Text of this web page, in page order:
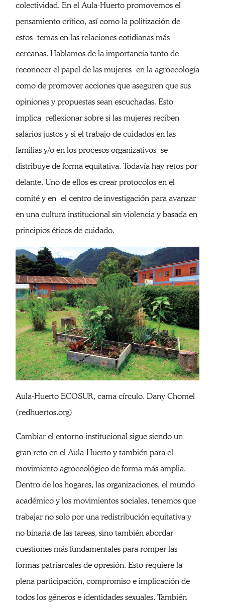
colectividad. En el Aula-Huerto promovemos el
pensamiento crítico, así como la politización de
estos temas en las relaciones cotidianas más
cercanas. Hablamos de la importancia tanto de
reconocer el papel de las mujeres en la agroecología
como de promover acciones que aseguren que sus
opiniones y propuestas sean escuchadas. Esto
implica reflexionar sobre si las mujeres reciben
salarios justos y si el trabajo de cuidados en las
familias y/o en los procesos organizativos se
distribuye de forma equitativa. Todavía hay retos por
delante. Uno de ellos es crear protocolos en el
comité y en el centro de investigación para avanzar
en una cultura institucional sin violencia y basada en
principios éticos de cuidado.
Aula-Huerto ECOSUR, cama círculo. Dany Chomel
(redhuertos.org)
Cambiar el entorno institucional sigue siendo un
gran reto en el Aula-Huerto y también para el
movimiento agroecológico de forma más amplia.
Dentro de los hogares, las organizaciones, el mundo
académico y los movimientos sociales, tenemos que
trabajar no solo por una redistribución equitativa y
no binaria de las tareas, sino también abordar
cuestiones más fundamentales para romper las
formas patriarcales de opresión. Esto requiere la
plena participación, compromiso e implicación de
todos los géneros e identidades sexuales. También